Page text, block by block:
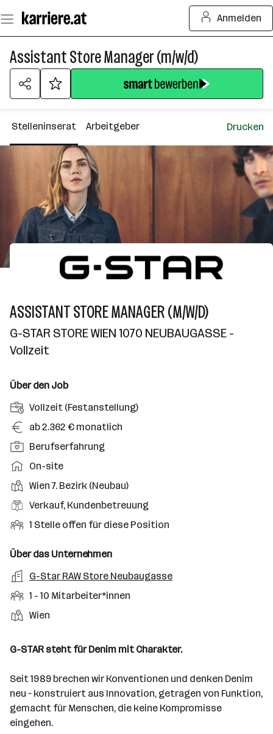
Seiteninhalt
springen
Anmelden
Assistant Store Manager (m/w/d)
Stelleninserat Arbeitgeber Drucken
ASSISTANT STORE MANAGER (M/W/D)
G-STAR STORE WIEN 1070 NEUBAUGASSE -
Vollzeit
Über den Job
A
n
t
e
l
u
n
s
r
t
Vollzeit (Festanstellung)
G
e
h
a
l
t
ab 2.362 € monatlich
P
o
i
t
i
n
e
b
n
Berufserfahrung
A
r
b
e
i
s
m
o
d
e
On-site
D
i
n
t
o
t
Wien 7. Bezirk (Neubau)
B
e
u
s
f
l
e
Verkauf, Kundenbetreuung
O
f
n
e
S
l
e
n
1 Stelle offen für diese Position
Über das Unternehmen
A
r
e
t
e
b
e
r
G-Star RAW Store Neubaugasse
M
i
t
r
e
i
t
e
1 - 10 Mitarbeiter*innen
S
a
d
o
r
t
Wien
G-STAR steht für Denim mit Charakter.
Seit 1989 brechen wir Konventionen und denken Denim
neu – konstruiert aus Innovation, getragen von Funktion,
gemacht für Menschen, die keine Kompromisse
eingehen.